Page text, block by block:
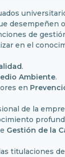
desempeñen
de
en el
.
Ambiente.
en
de la
Gestión de la
titulaciones